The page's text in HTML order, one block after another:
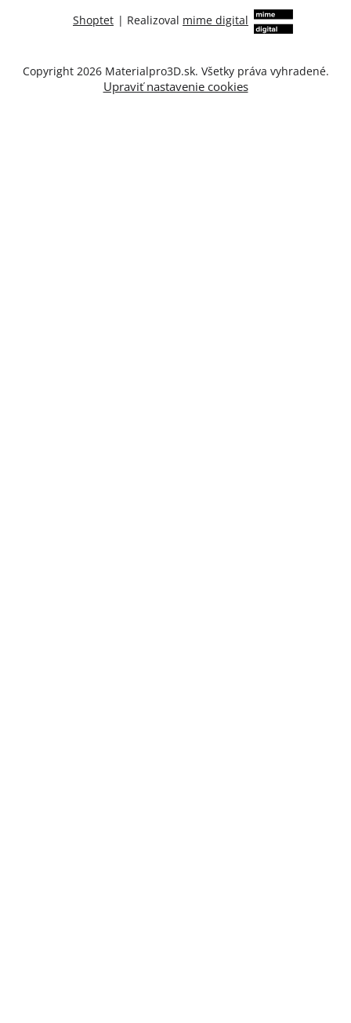
Shoptet | Realizoval mime digital
Copyright 2026 Materialpro3D.sk. Všetky práva vyhradené.
Upraviť nastavenie cookies